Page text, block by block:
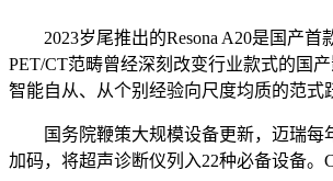
2023岁尾推出的Resona A20是国产首
PET/CT范畴曾经深刻改变行业款式的国
智能自从、从个别经验向尺度均质的范式
国务院鞭策大规模设备更新，迈瑞每年
加码，将超声诊断仪列入22种必备设备。